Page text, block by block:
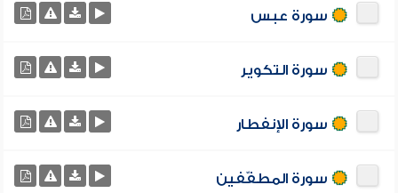
سورة عبس
سورة التكوير
سورة الإنفطار
سورة المطفّفين